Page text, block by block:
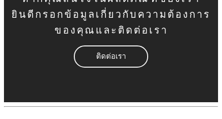
ยินดีกรอกข้อมูลเกี่ยวกับความต้องการ
ของคุณและติดต่อเรา
ติดต่อเรา